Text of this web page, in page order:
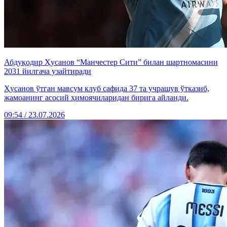
Абдуқодир Ҳусанов “Манчестер Сити” билан шартномасини
2031 йилгача узайтиради
Ҳусанов ўтган мавсум клуб сафида 37 та учрашув ўтказиб,
жамоанинг асосий ҳимоячиларидан бирига айланди.
09:54 / 23.07.2026